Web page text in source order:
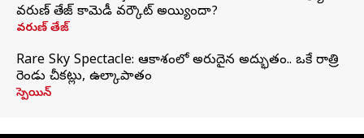
వరుణ్ తేజ్ కామెడీ వర్కౌట్ అయ్యిందా?
వరుణ్ తేజ్
Rare Sky Spectacle: ఆకాశంలో అరుదైన అద్భుతం.. ఒకే రాత్రి
రెండు చీకట్లు, ఉల్కాపాతం
స్పెయిన్